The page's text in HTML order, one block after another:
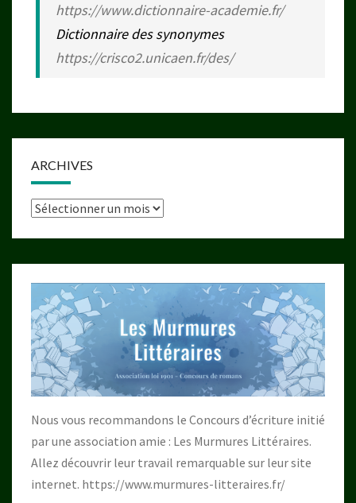
https://www.dictionnaire-academie.fr/
Dictionnaire des synonymes
https://crisco2.unicaen.fr/des/
ARCHIVES
Archives
Nous vous recommandons le Concours d’écriture initié
par une association amie : Les Murmures Littéraires.
Allez découvrir leur travail remarquable sur leur site
internet. https://www.murmures-litteraires.fr/